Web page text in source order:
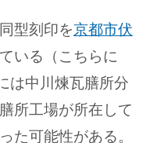
型刻印を京都市伏
いる（こちらに
は中川煉瓦膳所分
所工場が所在して
た可能性がある。